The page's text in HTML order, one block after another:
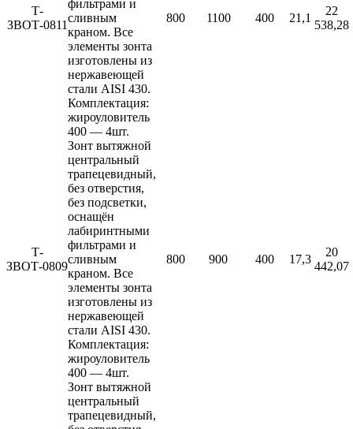
Профессиональные моющие средства
Фильтры для воды
Т-
ЗВОТ-0811
фильтрами и
сливным
краном. Все
элементы зонта
изготовлены из
нержавеющей
стали AISI 430.
Комплектация:
жироуловитель
400 — 4шт.
800 1100 400 21,1
22
538,28
Т-
ЗВОТ-0809
Зонт вытяжной
центральный
трапецевидный,
без отверстия,
без подсветки,
оснащён
лабиринтными
фильтрами и
сливным
краном. Все
элементы зонта
изготовлены из
нержавеющей
стали AISI 430.
Комплектация:
жироуловитель
400 — 4шт.
800 900 400 17,3
20
442,07
Зонт вытяжной
центральный
трапецевидный,